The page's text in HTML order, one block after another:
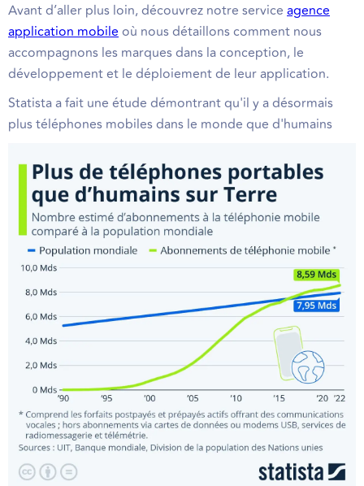
Avant d’aller plus loin, découvrez notre service agence
application mobileoù nous détaillons comment nous
accompagnons les marques dans la conception, le
développement et le déploiement de leur application.
Statista a fait une étude démontrant qu'il y a désormais
plus téléphones mobiles dans le monde que d'humains